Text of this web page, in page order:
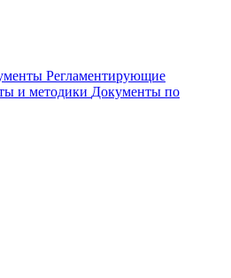
Регламентирующие
и методики Документы по